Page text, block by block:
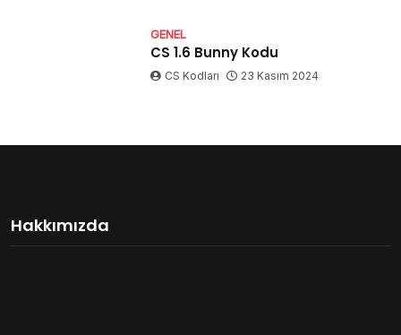
GENEL
CS 1.6 Bunny Kodu
CS Kodları 23 Kasım 2024
Hakkımızda